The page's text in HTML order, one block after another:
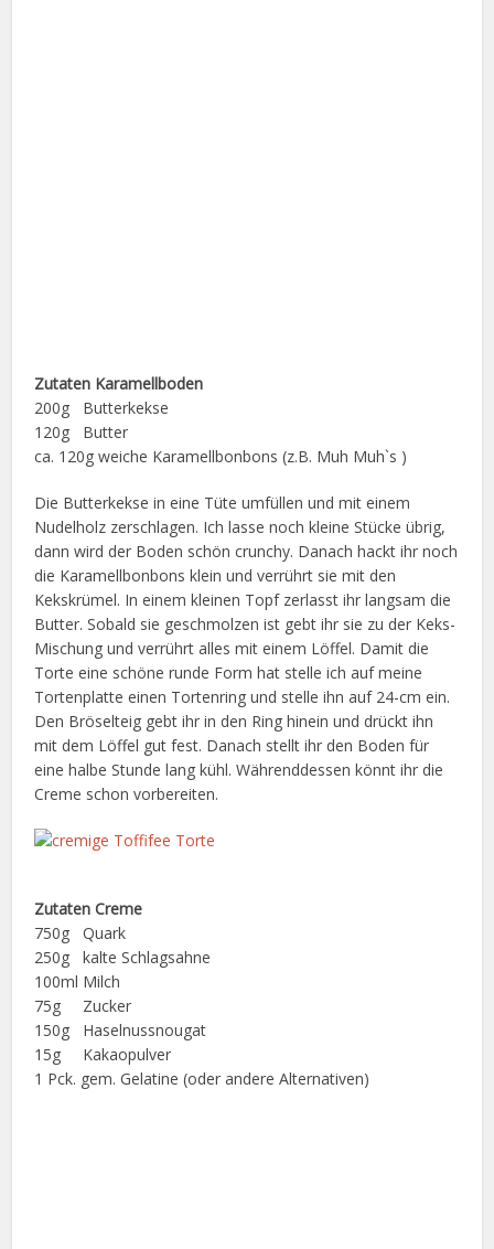
Zutaten Karamellboden
200g Butterkekse
120g Butter
ca. 120g weiche Karamellbonbons (z.B. Muh Muh`s )
Die Butterkekse in eine Tüte umfüllen und mit einem
Nudelholz zerschlagen. Ich lasse noch kleine Stücke übrig,
dann wird der Boden schön crunchy. Danach hackt ihr noch
die Karamellbonbons klein und verrührt sie mit den
Kekskrümel. In einem kleinen Topf zerlasst ihr langsam die
Butter. Sobald sie geschmolzen ist gebt ihr sie zu der Keks-
Mischung und verrührt alles mit einem Löffel. Damit die
Torte eine schöne runde Form hat stelle ich auf meine
Tortenplatte einen Tortenring und stelle ihn auf 24-cm ein.
Den Bröselteig gebt ihr in den Ring hinein und drückt ihn
mit dem Löffel gut fest. Danach stellt ihr den Boden für
eine halbe Stunde lang kühl. Währenddessen könnt ihr die
Creme schon vorbereiten.
Zutaten Creme
750g Quark
250g kalte Schlagsahne
100ml Milch
75g Zucker
150g Haselnussnougat
15g Kakaopulver
1 Pck. gem. Gelatine (oder andere Alternativen)